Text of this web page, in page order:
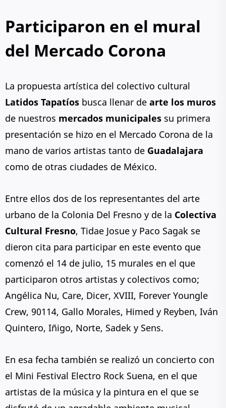
Participaron en el mural
del Mercado Corona
La propuesta artística del colectivo cultural
Latidos Tapatíos busca llenar de arte los muros
de nuestros mercados municipales su primera
presentación se hizo en el Mercado Corona de la
mano de varios artistas tanto de Guadalajara
como de otras ciudades de México.
Entre ellos dos de los representantes del arte
urbano de la Colonia Del Fresno y de la Colectiva
Cultural Fresno, Tidae Josue y Paco Sagak se
dieron cita para participar en este evento que
comenzó el 14 de julio, 15 murales en el que
participaron otros artistas y colectivos como;
Angélica Nu, Care, Dicer, XVIII, Forever Youngle
Crew, 90114, Gallo Morales, Himed y Reyben, Iván
Quintero, Iñigo, Norte, Sadek y Sens.
En esa fecha también se realizó un concierto con
el Mini Festival Electro Rock Suena, en el que
artistas de la música y la pintura en el que se